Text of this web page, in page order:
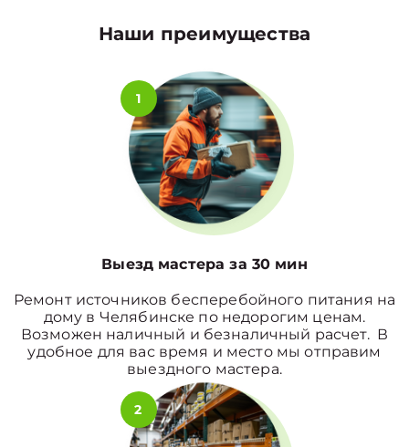
Наши преимущества
1
Выезд мастера за 30 мин
Ремонт источников бесперебойного питания на
дому в Челябинске по недорогим ценам.
Возможен наличный и безналичный расчет. В
удобное для вас время и место мы отправим
выездного мастера.
2